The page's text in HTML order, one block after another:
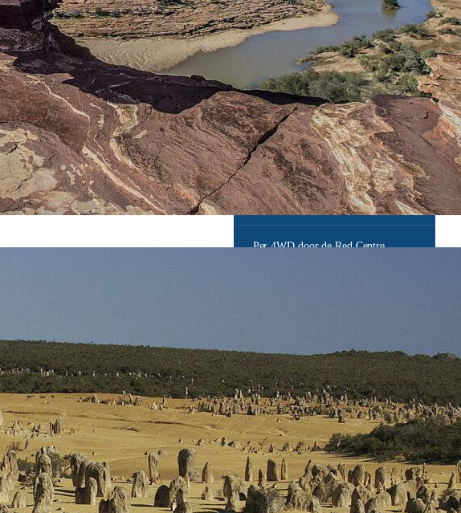
Ontdek de kust van Kimberley in stijl
Outback Adventure Tour
Outback Queensland ontdekken
Overnachten op het Great Barrier Reef
Pacific Coast Touring Route
Per 4WD door de Red Centre
Sydney – Melbourne Coastal drive
Tasmanië anders
Whitsunday to Cairns Drive
Zeilen in de Whitsundays per jacht catamaran